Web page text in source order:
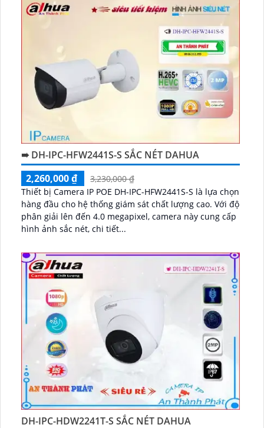
➠ DH-IPC-HFW2441S-S SẮC NÉT DAHUA
2,260,000 ₫
3,230,000 ₫
Thiết bị Camera IP POE DH-IPC-HFW2441S-S là lựa chọn
hàng đầu cho hệ thống giám sát chất lượng cao. Với độ
phân giải lên đến 4.0 megapixel, camera này cung cấp
hình ảnh sắc nét, chi tiết...
DH-IPC-HDW2241T-S SẮC NÉT DAHUA